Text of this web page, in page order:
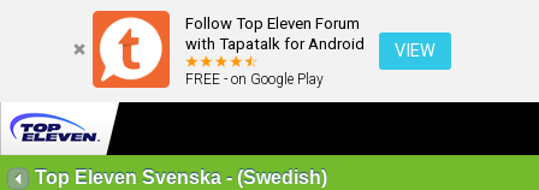
Follow Top Eleven Forum
with Tapatalk for Android
FREE - on Google Play
VIEW
Top Eleven Svenska - (Swedish)